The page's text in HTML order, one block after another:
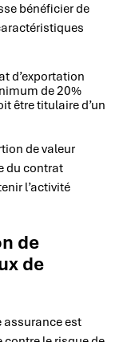
bénéficier de
d’exportation
de 20%
être titulaire d’un
de valeur
du contrat
l’activité
de
de
assurance est